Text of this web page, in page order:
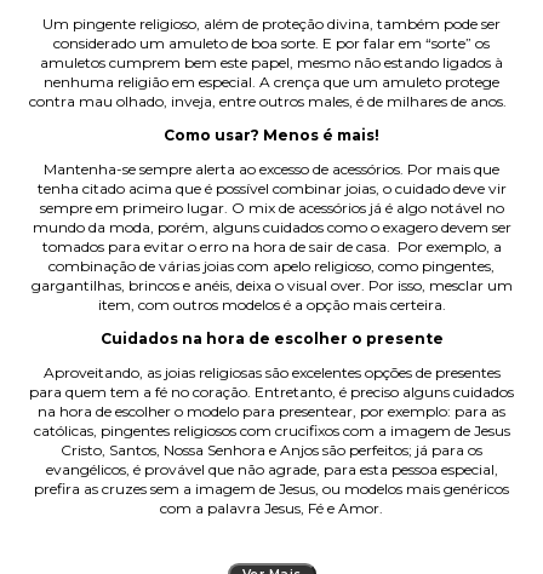
Um pingente religioso, além de proteção divina, também pode ser
considerado um amuleto de boa sorte. E por falar em “sorte” os
amuletos cumprem bem este papel, mesmo não estando ligados à
nenhuma religião em especial. A crença que um amuleto protege
contra mau olhado, inveja, entre outros males, é de milhares de anos.
Como usar? Menos é mais!
Mantenha-se sempre alerta ao excesso de acessórios. Por mais que
tenha citado acima que é possível combinar joias, o cuidado deve vir
sempre em primeiro lugar. O mix de acessórios já é algo notável no
mundo da moda, porém, alguns cuidados como o exagero devem ser
tomados para evitar o erro na hora de sair de casa. Por exemplo, a
combinação de várias joias com apelo religioso, como pingentes,
gargantilhas, brincos e anéis, deixa o visual over. Por isso, mesclar um
item, com outros modelos é a opção mais certeira.
Cuidados na hora de escolher o presente
Aproveitando, as joias religiosas são excelentes opções de presentes
para quem tem a fé no coração. Entretanto, é preciso alguns cuidados
na hora de escolher o modelo para presentear, por exemplo: para as
católicas, pingentes religiosos com crucifixos com a imagem de Jesus
Cristo, Santos, Nossa Senhora e Anjos são perfeitos; já para os
evangélicos, é provável que não agrade, para esta pessoa especial,
prefira as cruzes sem a imagem de Jesus, ou modelos mais genéricos
com a palavra Jesus, Fé e Amor.